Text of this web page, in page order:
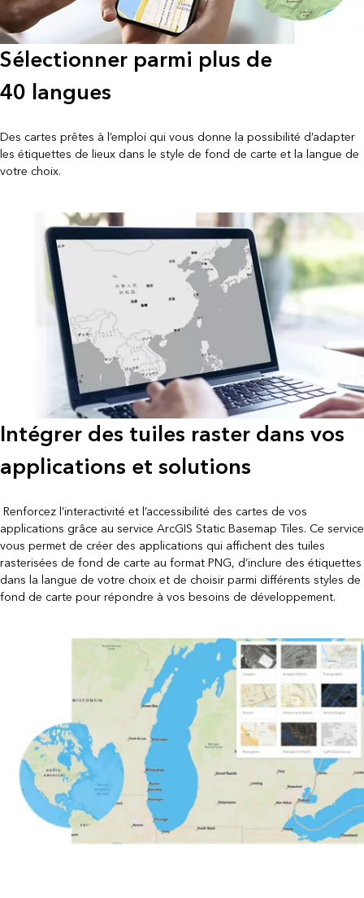
Sélectionner parmi plus de
40 langues
Des cartes prêtes à l’emploi qui vous donne la possibilité d’adapter
les étiquettes de lieux dans le style de fond de carte et la langue de
votre choix.
Intégrer des tuiles raster dans vos
applications et solutions
Renforcez l’interactivité et l’accessibilité des cartes de vos
applications grâce au service ArcGIS Static Basemap Tiles. Ce service
vous permet de créer des applications qui affichent des tuiles
rasterisées de fond de carte au format PNG, d’inclure des étiquettes
dans la langue de votre choix et de choisir parmi différents styles de
fond de carte pour répondre à vos besoins de développement.